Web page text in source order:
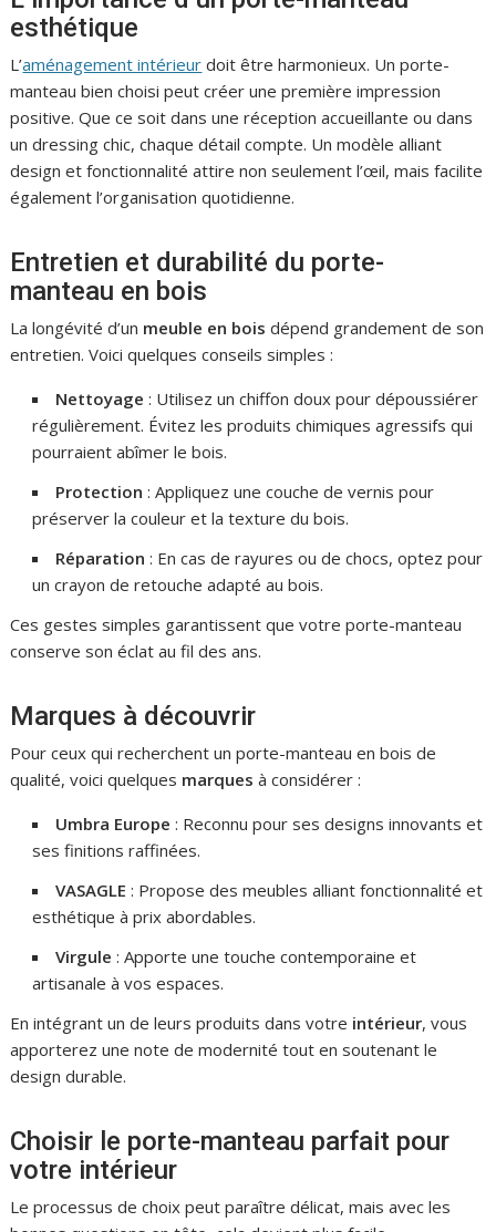
esthétique
L’aménagement intérieur doit être harmonieux. Un porte-
manteau bien choisi peut créer une première impression
positive. Que ce soit dans une réception accueillante ou dans
un dressing chic, chaque détail compte. Un modèle alliant
design et fonctionnalité attire non seulement l’œil, mais facilite
également l’organisation quotidienne.
Entretien et durabilité du porte-
manteau en bois
La longévité d’un meuble en bois dépend grandement de son
entretien. Voici quelques conseils simples :
Nettoyage : Utilisez un chiffon doux pour dépoussiérer
régulièrement. Évitez les produits chimiques agressifs qui
pourraient abîmer le bois.
Protection : Appliquez une couche de vernis pour
préserver la couleur et la texture du bois.
Réparation : En cas de rayures ou de chocs, optez pour
un crayon de retouche adapté au bois.
Ces gestes simples garantissent que votre porte-manteau
conserve son éclat au fil des ans.
Marques à découvrir
Pour ceux qui recherchent un porte-manteau en bois de
qualité, voici quelques marquesà considérer :
Umbra Europe : Reconnu pour ses designs innovants et
ses finitions raffinées.
VASAGLE : Propose des meubles alliant fonctionnalité et
esthétique à prix abordables.
Virgule : Apporte une touche contemporaine et
artisanale à vos espaces.
En intégrant un de leurs produits dans votre intérieur, vous
apporterez une note de modernité tout en soutenant le
design durable.
Choisir le porte-manteau parfait pour
votre intérieur
Le processus de choix peut paraître délicat, mais avec les